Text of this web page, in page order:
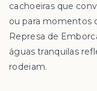
cachoeiras que
ou para momentos
Represa de
águas tranquilas
rodeiam.